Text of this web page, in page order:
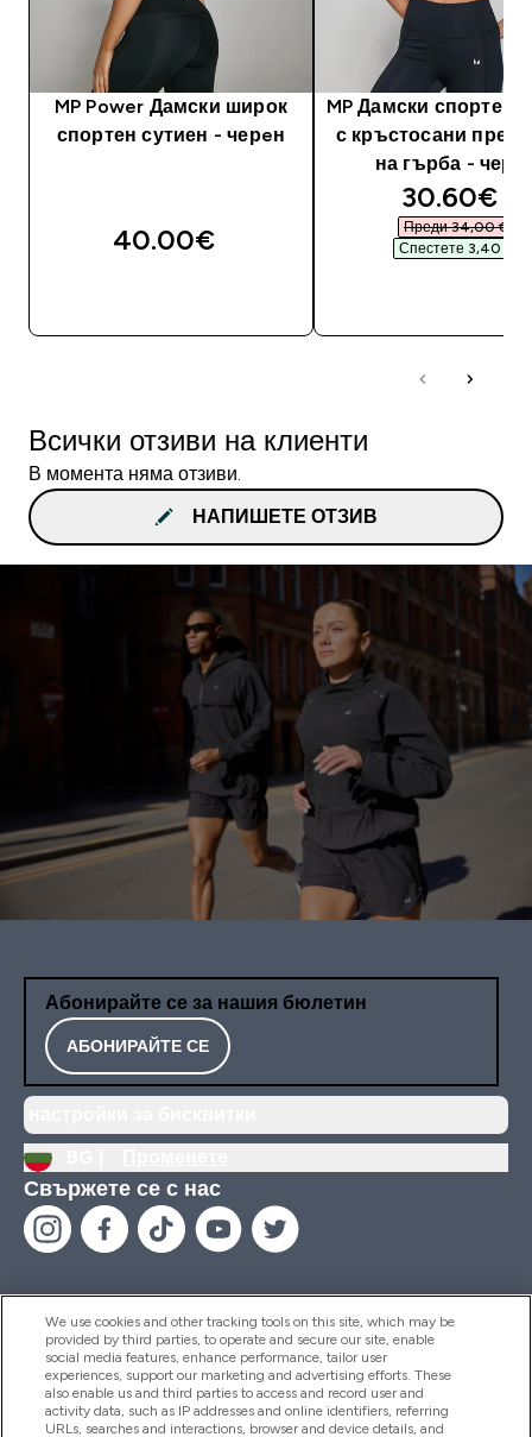
MP Power Дамски широк
спортен сутиен - черeн
40.00€‎
MP Дамски спортен
с кръстосани
на гърба -
30.60€‎
Преди 34,00 €‎
Спестете 3,40 €‎
Всички отзиви на клиенти
В момента няма отзиви.
НАПИШЕТЕ ОТЗИВ
Абонирайте се за нашия бюлетин
АБОНИРАЙТЕ СЕ
Свържете се с нас
Помощ И Информация
Продукти
We use cookies and other tracking tools on this site, which may be
provided by third parties, to operate and secure our site, enable
social media features, enhance performance, tailor user
experiences, support our marketing and advertising efforts. These
also enable us and third parties to access and record user and
activity data, such as IP addresses and online identifiers, referring
URLs, searches and interactions, browser and device details, and